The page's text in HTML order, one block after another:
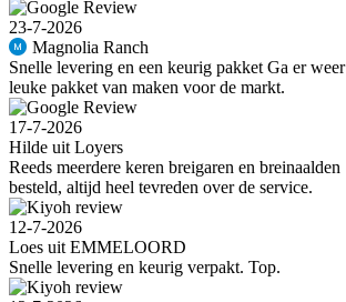
23-7-2026
Magnolia Ranch
Snelle levering en een keurig pakket Ga er weer
leuke pakket van maken voor de markt.
17-7-2026
Hilde uit Loyers
Reeds meerdere keren breigaren en breinaalden
besteld, altijd heel tevreden over de service.
12-7-2026
Loes uit EMMELOORD
Snelle levering en keurig verpakt. Top.